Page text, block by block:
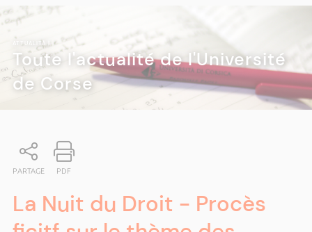
ATTUALITÀ|
Toute l'actualité de l'Université
de Corse
PARTAGE PDF
La Nuit du Droit - Procès